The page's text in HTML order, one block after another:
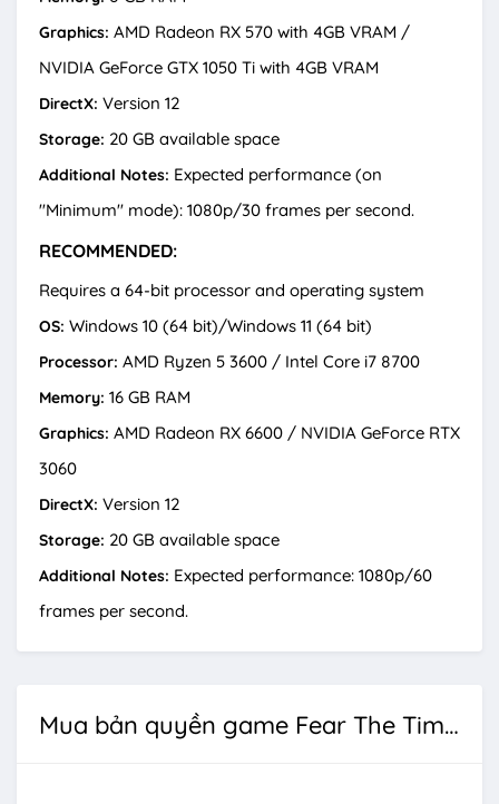
Graphics: AMD Radeon RX 570 with 4GB VRAM /
NVIDIA GeForce GTX 1050 Ti with 4GB VRAM
DirectX: Version 12
Storage: 20 GB available space
Additional Notes: Expected performance (on
"Minimum" mode): 1080p/30 frames per second.
RECOMMENDED:
Requires a 64-bit processor and operating system
OS: Windows 10 (64 bit)/Windows 11 (64 bit)
Processor: AMD Ryzen 5 3600 / Intel Core i7 8700
Memory: 16 GB RAM
Graphics: AMD Radeon RX 6600 / NVIDIA GeForce RTX
3060
DirectX: Version 12
Storage: 20 GB available space
Additional Notes: Expected performance: 1080p/60
frames per second.
Mua bản quyền game Fear The Timeloop